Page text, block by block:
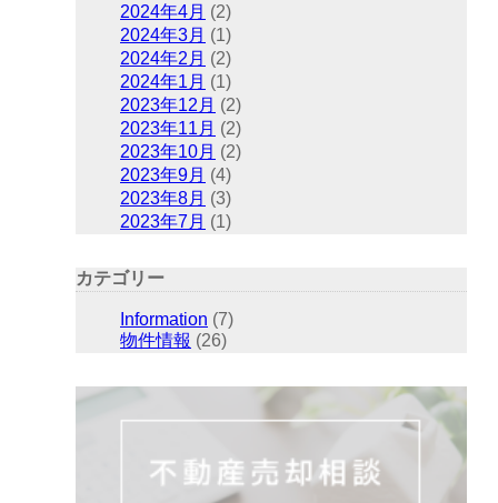
2024年4月 (2)
2024年3月 (1)
2024年2月 (2)
2024年1月 (1)
2023年12月 (2)
2023年11月 (2)
2023年10月 (2)
2023年9月 (4)
2023年8月 (3)
2023年7月 (1)
カテゴリー
Information (7)
物件情報 (26)